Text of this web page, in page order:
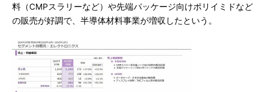
料（CMPスラリーなど）や先端パッケージ向けポリイミドなど
の販売が好調で、半導体材料事業が増収したという。